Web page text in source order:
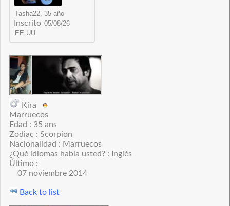
Inscrito
Kira
Marruecos
Edad : 35 ans
Zodiac : Scorpion
Nacionalidad : Marruecos
¿Qué idiomas habla usted? : Inglés
Último :
07 noviembre 2014
Back to list